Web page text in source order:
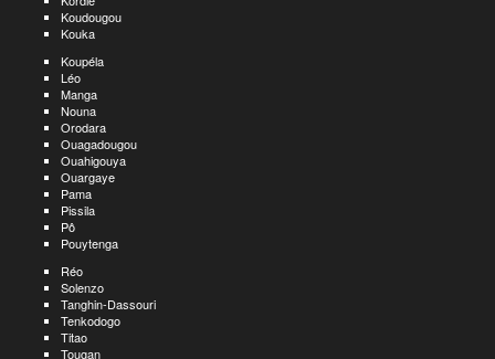
Koudougou
Kouka
Koupéla
Léo
Manga
Nouna
Orodara
Ouagadougou
Ouahigouya
Ouargaye
Pama
Pissila
Pô
Pouytenga
Réo
Solenzo
Tanghin-Dassouri
Tenkodogo
Titao
Tougan